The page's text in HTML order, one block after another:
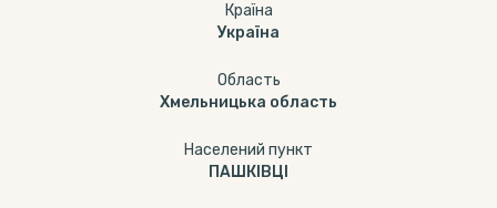
Країна
Україна
Область
Хмельницька область
Населений пункт
ПАШКІВЦІ